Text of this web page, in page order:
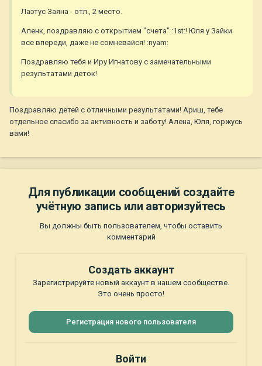
Лаэтус Заяна - отл., 2 место.
Аленк, поздравляю с открытием "счета" :1st:! Юля у Зайки
все впереди, даже не сомневайся! :nyam:
Поздравляю тебя и Иру Игнатову с замечательными
результатами деток!
Поздравляю детей с отличными результатами! Ариш, тебе
отдельное спасибо за активность и заботу! Алена, Юля, горжусь
вами!
Для публикации сообщений создайте
учётную запись или авторизуйтесь
Вы должны быть пользователем, чтобы оставить
комментарий
Создать аккаунт
Зарегистрируйте новый аккаунт в нашем сообществе.
Это очень просто!
Регистрация нового пользователя
Войти